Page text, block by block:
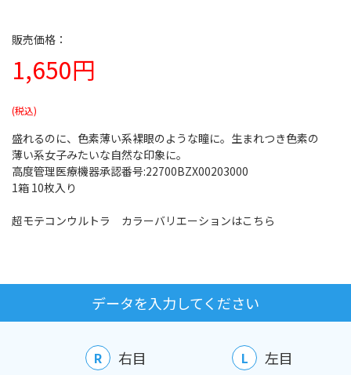
1,650円
盛れるのに、色素薄い系裸眼のような瞳に。生まれつき色素の
薄い系女子みたいな自然な印象に。
高度管理医療機器承認番号:22700BZX00203000
1箱 10枚入り
超モテコンウルトラ カラーバリエーションはこちら
データを入力してください
R 右目 L 左目